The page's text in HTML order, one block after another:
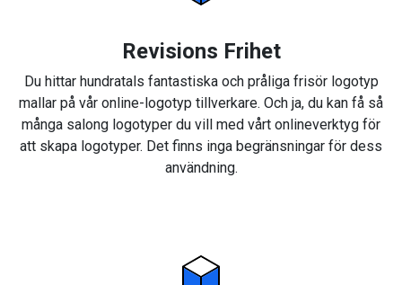
Revisions Frihet
Du hittar hundratals fantastiska och pråliga frisör logotyp
mallar på vår online-logotyp tillverkare. Och ja, du kan få så
många salong logotyper du vill med vårt onlineverktyg för
att skapa logotyper. Det finns inga begränsningar för dess
användning.